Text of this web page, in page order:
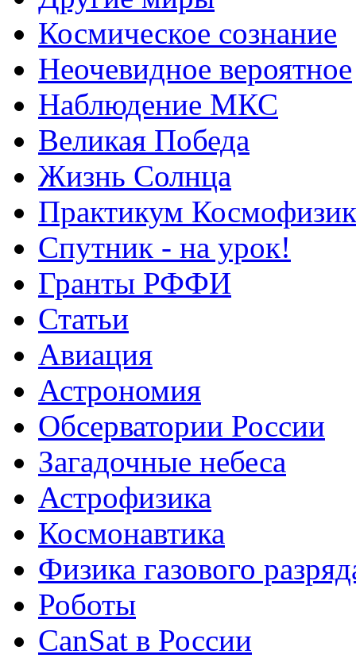
Космическое сознание
Неочевидное вероятное
Наблюдение МКС
Великая Победа
Жизнь Солнца
Практикум
Спутник - на урок!
Гранты РФФИ
Статьи
Авиация
Астрономия
Обсерватории России
Загадочные небеса
Астрофизика
Космонавтика
Физика газового
Роботы
CanSat в России